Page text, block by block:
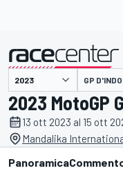
presentato da GP
2023 MotoGP
13 ott 2023 al 15 ott
Mandalika
Panoramica